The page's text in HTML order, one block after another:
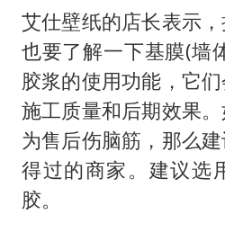
艾仕壁纸的店长表示
也要了解一下基膜(墙
胶浆的使用功能，它
施工质量和后期效果
为售后伤脑筋，那么
得过的商家。建议选
胶。